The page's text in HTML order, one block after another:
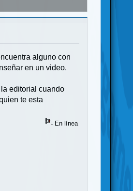
alguno con
en un video.
editorial cuando
te esta
En línea